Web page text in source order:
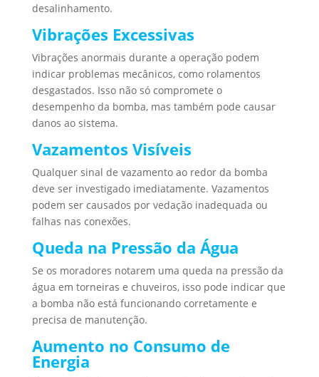
desalinhamento.
Vibrações Excessivas
Vibrações anormais durante a operação podem
indicar problemas mecânicos, como rolamentos
desgastados. Isso não só compromete o
desempenho da bomba, mas também pode causar
danos ao sistema.
Vazamentos Visíveis
Qualquer sinal de vazamento ao redor da bomba
deve ser investigado imediatamente. Vazamentos
podem ser causados por vedação inadequada ou
falhas nas conexões.
Queda na Pressão da Água
Se os moradores notarem uma queda na pressão da
água em torneiras e chuveiros, isso pode indicar que
a bomba não está funcionando corretamente e
precisa de manutenção.
Aumento no Consumo de
Energia